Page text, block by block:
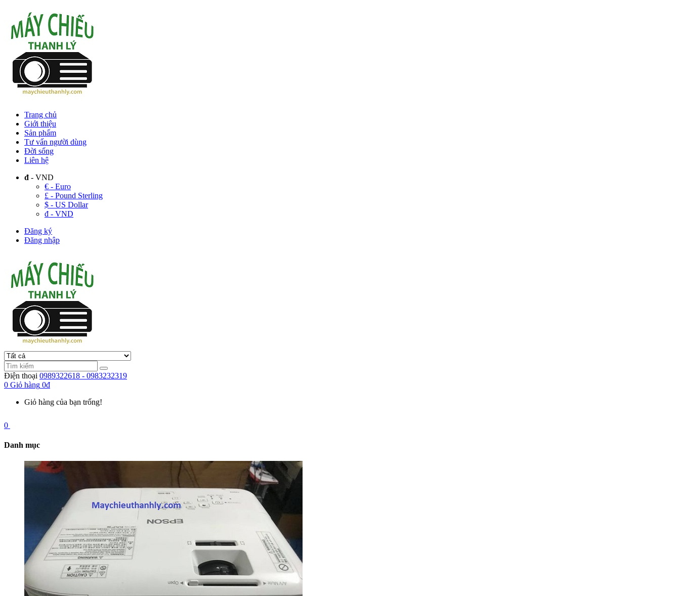
Trang chủ
Giới thiệu
Sản phẩm
Tư vấn người dùng
Đời sống
Liên hệ
đ - VND
€ - Euro
£ - Pound Sterling
$ - US Dollar
đ - VND
Đăng ký
Đăng nhập
Điện thoại 0989322618 - 0983232319
0 Giỏ hàng 0đ
Giỏ hàng của bạn trống!
0
Danh mục